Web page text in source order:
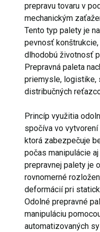
prepravu tovaru v
mechanickým
Tento typ palety je
pevnosť
dlhodobú životnosť
Prepravná paleta
priemysle, logistike,
distribučných
Princíp využitia
spočíva vo
ktorá zabezpečuje
počas manipulácie
prepravnej palety je
rovnomerné
deformácií pri
Odolné prepravné
manipuláciu
automatizovaných